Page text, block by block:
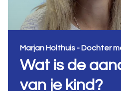
Marjan Holthuis - Dochter
Wat is de
van je kind?